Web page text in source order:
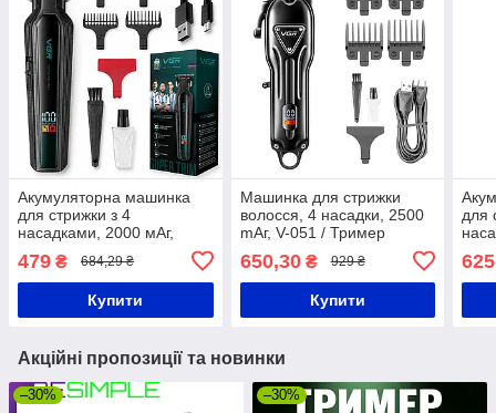
Акумуляторна машинка
для стрижки з 4
насадками, 2000 мАг,
USB, VGR V-930, Зелена /
Тример для стрижки
волосся і бороди
479 ₴ 684,29 ₴
Купити
Машинка для стрижки
волосся, 4 насадки, 2500
mАг, V-051 / Тример
акумуляторний / Тример
для стрижки
650,30₴ 929 ₴
Купити
для
625
Акційні пропозиції та новинки
–30% –30%